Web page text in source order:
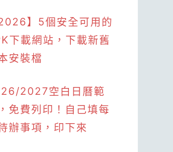
2026】5個安全可用的
下載網站，下載新舊
安裝檔
2027空白日曆範
免費列印！自己填每
辦事項，印下來